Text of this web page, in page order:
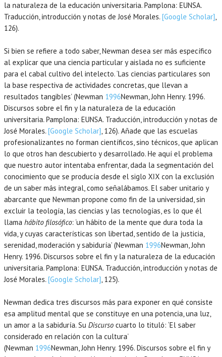
la naturaleza de la educación universitaria. Pamplona: EUNSA.
Traducción, introducción y notas de José Morales. [Google Scholar],
126).
Si bien se refiere a todo saber, Newman desea ser más específico
al explicar que una ciencia particular y aislada no es suficiente
para el cabal cultivo del intelecto. ‘Las ciencias particulares son
la base respectiva de actividades concretas, que llevan a
resultados tangibles’ (Newman 1996Newman,John Henry. 1996.
Discursos sobre el fin y la naturaleza de la educación
universitaria. Pamplona: EUNSA. Traducción, introducción y notas de
José Morales. [Google Scholar], 126). Añade que las escuelas
profesionalizantes no forman científicos, sino técnicos, que aplican
lo que otros han descubierto y desarrollado. He aquí el problema
que nuestro autor intentaba enfrentar, dada la segmentación del
conocimiento que se producía desde el siglo XIX con la exclusión
de un saber más integral, como señalábamos. El saber unitario y
abarcante que Newman propone como fin de la universidad, sin
excluir la teología, las ciencias y las tecnologías, es lo que él
llama hábito filosófico: ‘un hábito de la mente que dura toda la
vida, y cuyas características son libertad, sentido de la justicia,
serenidad, moderación y sabiduría’ (Newman 1996Newman,John
Henry. 1996. Discursos sobre el fin y la naturaleza de la educación
universitaria. Pamplona: EUNSA. Traducción, introducción y notas de
José Morales. [Google Scholar], 125).
Newman dedica tres discursos más para exponer en qué consiste
esa amplitud mental que se constituye en una potencia, una luz,
un amor a la sabiduría. Su Discurso cuarto lo tituló: ‘El saber
considerado en relación con la cultura’
(Newman 1996Newman,John Henry. 1996. Discursos sobre el fin y